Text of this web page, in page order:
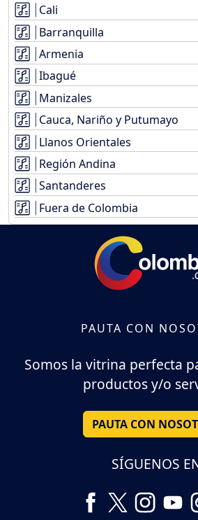
Cali
Barranquilla
Armenia
Ibagué
Manizales
Cauca, Nariño y Putumayo
Llanos Orientales
Región Andina
Santanderes
Fuera de Colombia
PAUTA CON
Somos la vitrina perfecta
productos y/o
PAUTA CON
SÍGUENOS